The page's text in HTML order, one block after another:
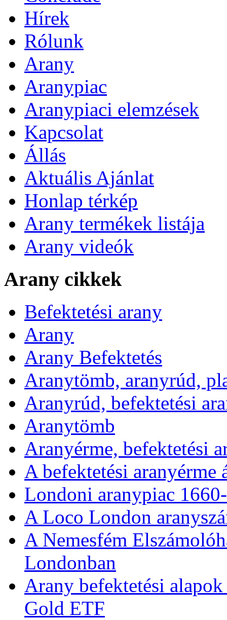
Hírek
Rólunk
Arany
Aranypiac
Aranypiaci elemzések
Kapcsolat
Állás
Aktuális Ajánlat
Honlap térkép
Arany termékek listája
Arany videók
Arany cikkek
Befektetési arany
Arany
Arany Befektetés
Aranytömb, aranyrúd,
Aranyrúd, befektetési
Aranytömb
Aranyérme, befektetési
A befektetési
Londoni aranypiac
A Loco London
A Nemesfém
Londonban
Arany befektetési
Gold ETF